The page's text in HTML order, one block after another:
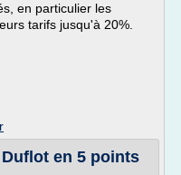
en particulier les
tarifs jusqu'à 20%.
en 5 points